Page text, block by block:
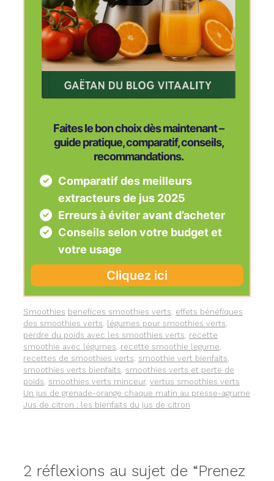
Catégories
Smoothies Étiquettes
benefices smoothies verts effets bénéfiques
des smoothies verts légumes pour smoothies verts
perdre du poids avec les smoothies verts recette
smoothie avec légumes recette smoothie legume
recettes de smoothies verts smoothie vert bienfaits
smoothies verts bienfaits smoothies verts et perte de
poids smoothies verts minceur, vertus smoothies verts
Un jus de grenade-orange chaque matin au presse-agrume
Jus de citron : les bienfaits du jus de citron
2 réflexions au sujet de “Prenez